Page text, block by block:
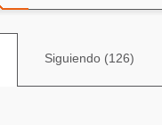
Siguiendo (126)